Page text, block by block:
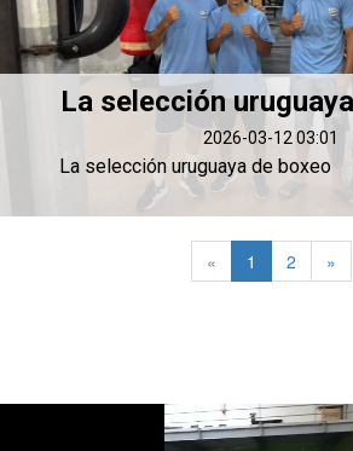
La selección
2026-03-12 03:01
La selección uruguaya de
« 1 2 »